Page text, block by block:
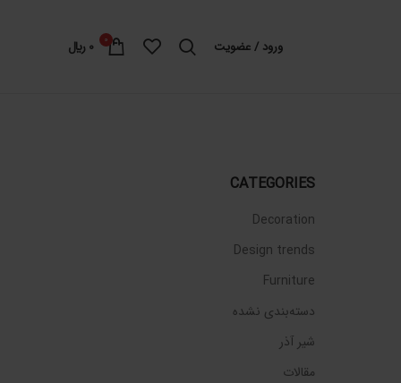
ورود / عضویت 0
0 ﷼
CATEGORIES
Decoration
Design trends
Furniture
دسته‌بندی نشده
شیر آذر
مقالات